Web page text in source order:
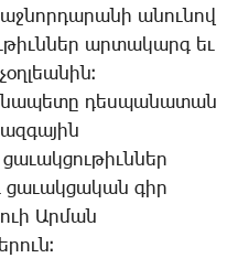
ա­նու­նով
ար­տա­կարգ եւ
դես­պա­նա­տան
ցա­ւակ­ցա­կան գիր
Ար­ման